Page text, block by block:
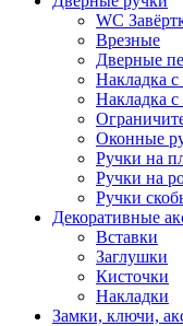
WC
Врезные
Дверные
Накладка
Накладка
Оконные
Ручки на
Ручки на
Ручки
Декоративные
Вставки
Заглушки
Кисточки
Накладки
Замки, ключи,